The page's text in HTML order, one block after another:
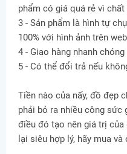
phẩm có giá quá rẻ vì
3 - Sản phẩm là hình tự
100% với hình ảnh trên
4 - Giao hàng nhanh chóng
5 - Có thể đổi trả nếu
Tiền nào của nấy, đồ đẹp
phải bỏ ra nhiều công sức
điều đó tạo nên giá trị của
lại siêu hợp lý, hãy mua và